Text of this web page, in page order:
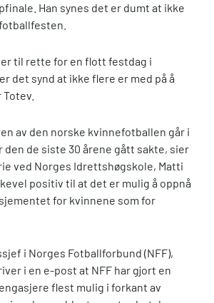
Han synes det er dumt at ikke
til rette for en flott festdag i
det synd at ikke flere er med på å
av den norske kvinnefotballen går i
de siste 30 årene gått sakte, sier
ved Norges Idrettshøgskole, Matti
positiv til at det er mulig å oppnå
for kvinnene som for
i Norges Fotballforbund (NFF),
i en e-post at NFF har gjort en
flest mulig i forkant av